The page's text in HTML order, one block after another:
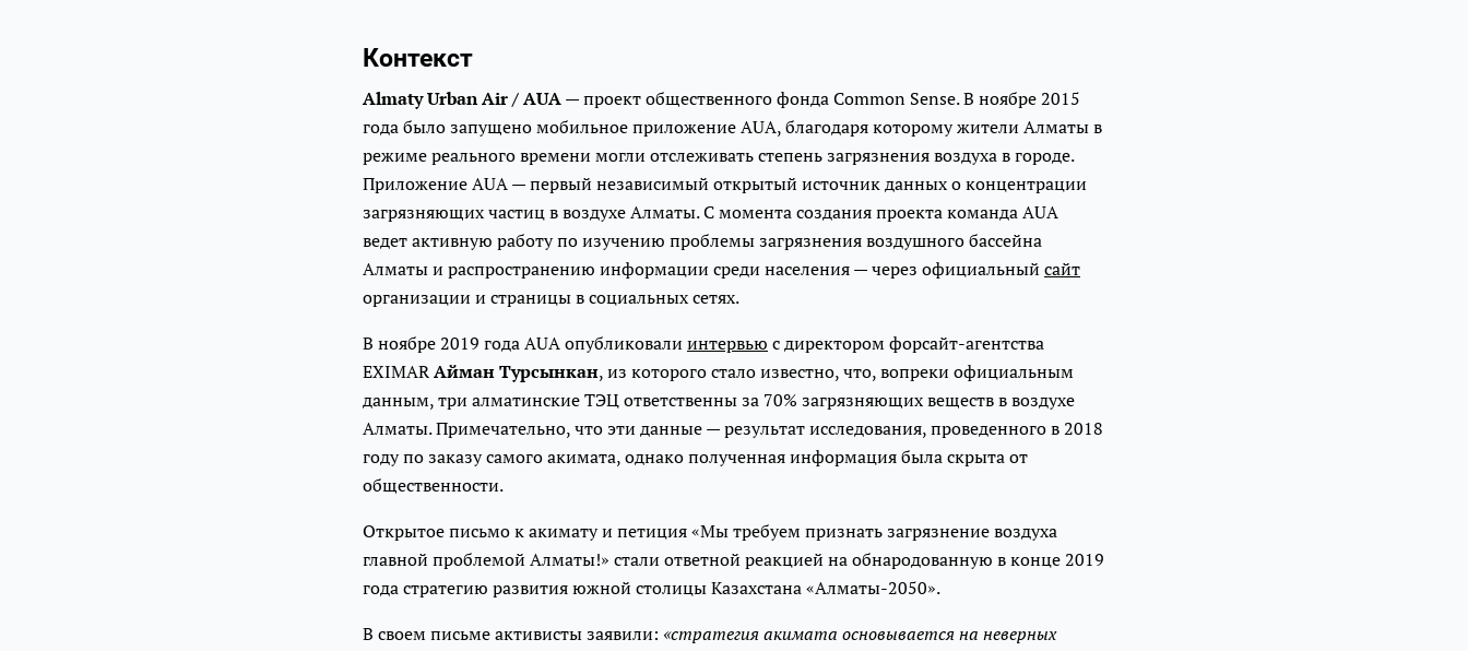
Контекст
Almaty Urban Air / AUA— проект общественного фонда Common Sense. В ноябре 2015
года было запущено мобильное приложение AUA, благодаря которому жители Алматы в
режиме реального времени могли отслеживать степень загрязнения воздуха в городе.
Приложение AUA — первый независимый открытый источник данных о концентрации
загрязняющих частиц в воздухе Алматы. С момента создания проекта команда AUA
ведет активную работу по изучению проблемы загрязнения воздушного бассейна
Алматы и распространению информации среди населения — через официальный сайт
организации и страницы в социальных сетях.
В ноябре 2019 года AUA опубликовали интервью с директором фор­сайт-­агентства
EXIMARАйман Турсынкан, из которого стало известно, что, вопреки официальным
данным, три алматинские ТЭЦ ответственны за 70% загрязняющих веществ в воздухе
Алматы. Примечательно, что эти данные — результат исследования, проведенного в 2018
году по заказу самого акимата, однако полученная информация была скрыта от
общественности.
Открытое письмо к акимату и петиция «Мы требуем признать загрязнение воздуха
главной проблемой Алматы!» стали ответной реакцией на обнародованную в конце 2019
года стратегию развития южной столицы Казахстана «Алматы-2050».
В своем письме активисты заявили: «стратегия акимата основывается на неверных